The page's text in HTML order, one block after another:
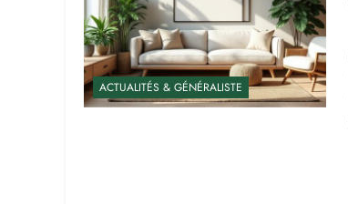
ACTUALITÉS & GÉNÉRALISTE